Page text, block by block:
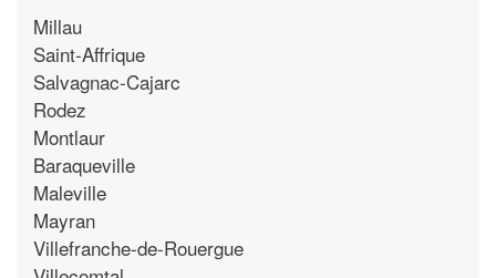
Millau
Saint-Affrique
Salvagnac-Cajarc
Rodez
Montlaur
Baraqueville
Maleville
Mayran
Villefranche-de-Rouergue